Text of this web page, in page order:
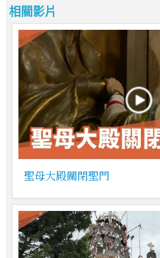
相關影片
聖母大殿關閉聖門